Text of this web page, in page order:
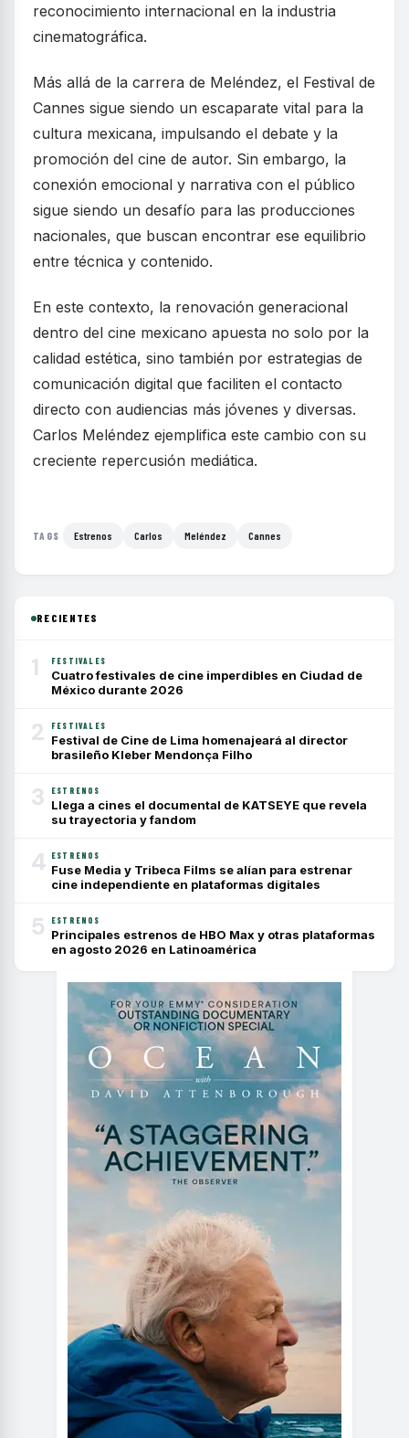
reconocimiento internacional en la industria
cinematográfica.
Más allá de la carrera de Meléndez, el Festival de
Cannes sigue siendo un escaparate vital para la
cultura mexicana, impulsando el debate y la
promoción del cine de autor. Sin embargo, la
conexión emocional y narrativa con el público
sigue siendo un desafío para las producciones
nacionales, que buscan encontrar ese equilibrio
entre técnica y contenido.
En este contexto, la renovación generacional
dentro del cine mexicano apuesta no solo por la
calidad estética, sino también por estrategias de
comunicación digital que faciliten el contacto
directo con audiencias más jóvenes y diversas.
Carlos Meléndez ejemplifica este cambio con su
creciente repercusión mediática.
TAGS Estrenos Carlos Meléndez Cannes
RECIENTES
1 FESTIVALES
Cuatro festivales de cine imperdibles en Ciudad de
México durante 2026
2 FESTIVALES
Festival de Cine de Lima homenajeará al director
brasileño Kleber Mendonça Filho
3 ESTRENOS
Llega a cines el documental de KATSEYE que revela
su trayectoria y fandom
4 ESTRENOS
Fuse Media y Tribeca Films se alían para estrenar
cine independiente en plataformas digitales
5 ESTRENOS
Principales estrenos de HBO Max y otras plataformas
en agosto 2026 en Latinoamérica